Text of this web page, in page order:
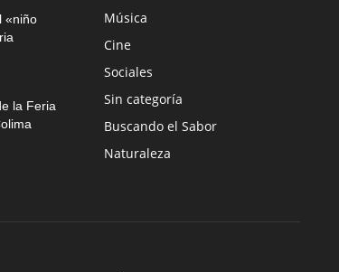
«niño
la Feria
Música
Cine
Sociales
Sin categoría
Buscando el Sabor
Naturaleza